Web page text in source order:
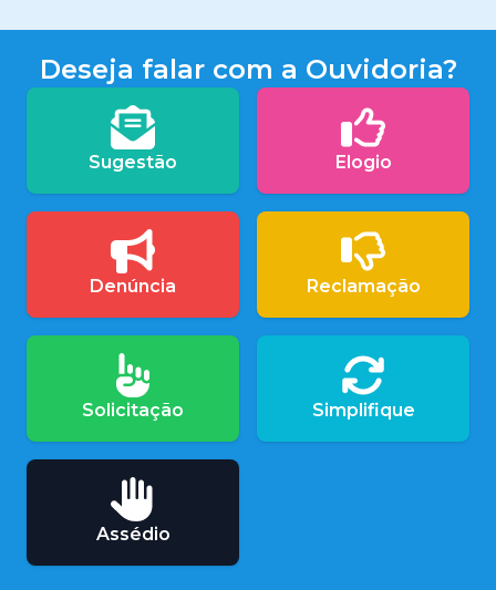
Deseja falar com a Ouvidoria?
Sugestão Elogio
Denúncia Reclamação
Solicitação Simplifique
Assédio